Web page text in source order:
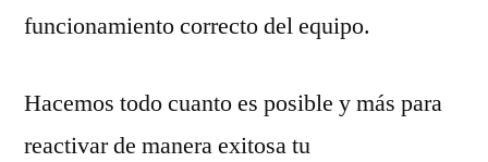
funcionamiento correcto del equipo.
Hacemos todo cuanto es posible y más para
reactivar de manera exitosa tu